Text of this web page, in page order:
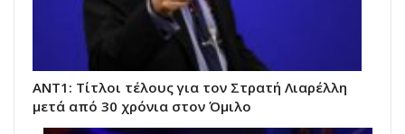
ANT1: Τίτλοι τέλους για τον Στρατή Λιαρέλλη
μετά από 30 χρόνια στον Όμιλο